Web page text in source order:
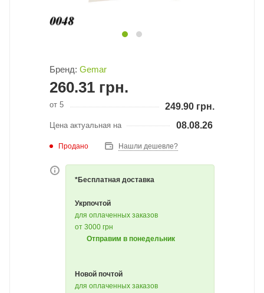
Бренд: Gemar
260.31 грн.
от 5 249.90 грн.
Цена актуальная на 08.08.26
Продано Нашли дешевле?
*Бесплатная доставка
Укрпочтой
для оплаченных заказов
от 3000 грн
Отправим в понедельник
Новой почтой
для оплаченных заказов